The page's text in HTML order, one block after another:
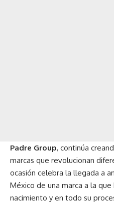
Padre Group, continúa
marcas que revolucionan
ocasión celebra la llegada a
México de una marca a la
nacimiento y en todo su